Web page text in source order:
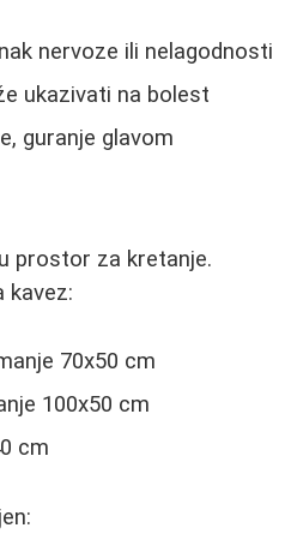
nervoze ili nelagodnosti
ukazivati na bolest
guranje glavom
prostor za kretanje.
kavez:
70x50 cm
100x50 cm
cm